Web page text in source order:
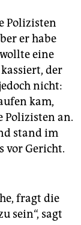
Polizisten
er habe
eine
der
nicht:
kam,
Polizisten an.
stand im
vor Gericht.
fragt die
sein“, sagt